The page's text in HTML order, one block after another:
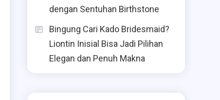
dengan Sentuhan Birthstone
Bingung Cari Kado Bridesmaid?
Liontin Inisial Bisa Jadi Pilihan
Elegan dan Penuh Makna